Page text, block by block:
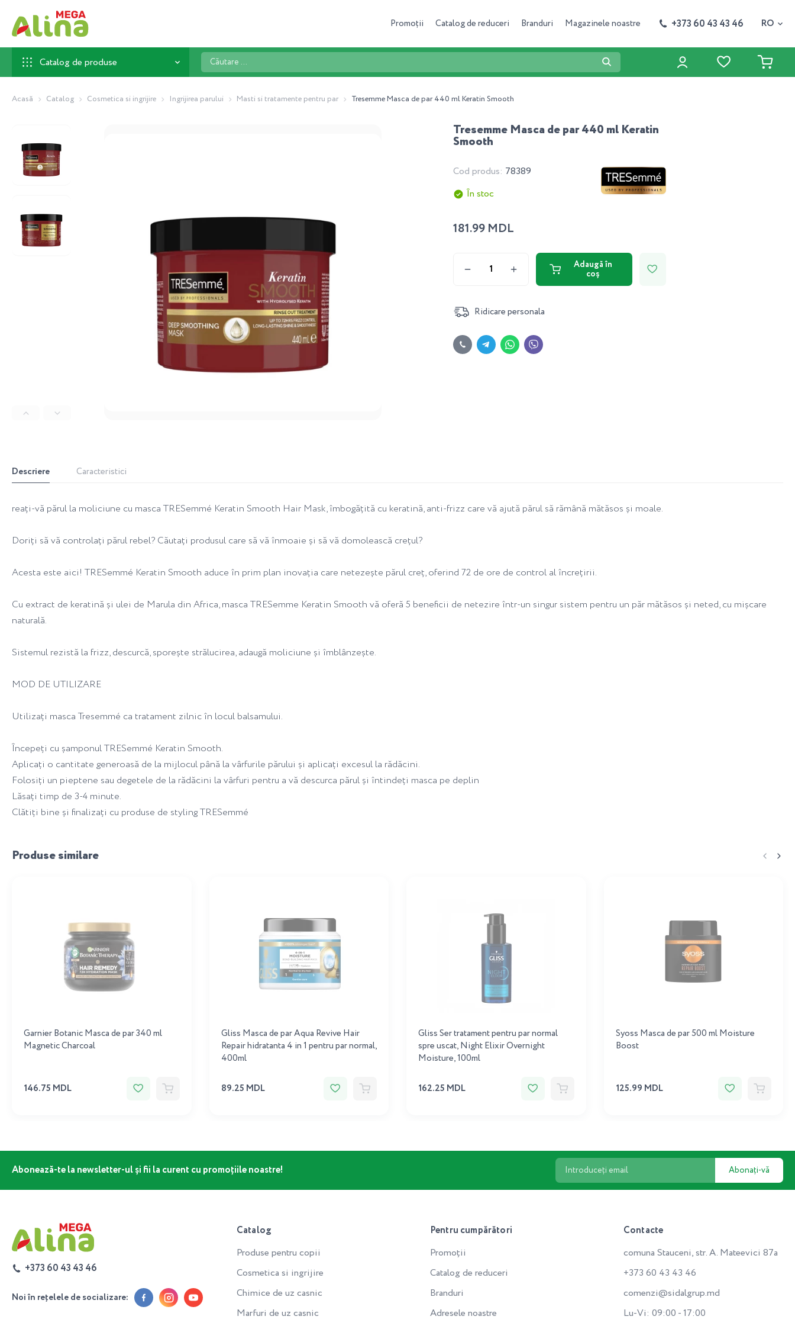
Promoții Catalog de reduceri Branduri Magazinele noastre +373 60 43 43 46 RO
Catalog de produse
Căutare
...
Acasă Catalog Cosmetica si ingrijire Ingrijirea parului Masti si tratamente pentru par Tresemme Masca de par 440 ml Keratin Smooth
Tresemme Masca de par 440 ml Keratin
Smooth
Cod produs: 78389
În stoc
181.99 MDL
Adaugă în
coș
Ridicare personala
Descriere Caracteristici
reați-vă părul la moliciune cu masca TRESemmé Keratin Smooth Hair Mask, îmbogățită cu keratină, anti-frizz care vă ajută părul să rămână mătăsos și moale.
Doriți să vă controlați părul rebel? Căutați produsul care să vă înmoaie și să vă domolească crețul?
Acesta este aici! TRESemmé Keratin Smooth aduce în prim plan inovația care netezește părul creț, oferind 72 de ore de control al încrețirii.
Cu extract de keratină și ulei de Marula din Africa, masca TRESemme Keratin Smooth vă oferă 5 beneficii de netezire într-un singur sistem pentru un păr mătăsos și neted, cu mișcare
naturală.
Sistemul rezistă la frizz, descurcă, sporește strălucirea, adaugă moliciune și îmblânzește.
MOD DE UTILIZARE
Utilizați masca Tresemmé ca tratament zilnic în locul balsamului.
Începeți cu șamponul TRESemmé Keratin Smooth.
Aplicați o cantitate generoasă de la mijlocul până la vârfurile părului și aplicați excesul la rădăcini.
Folosiți un pieptene sau degetele de la rădăcini la vârfuri pentru a vă descurca părul și întindeți masca pe deplin
Lăsați timp de 3-4 minute.
Clătiți bine și finalizați cu produse de styling TRESemmé
Produse similare
Garnier Botanic Masca de par 340 ml
Magnetic Charcoal
146.75 MDL
Gliss Masca de par Aqua Revive Hair
Repair hidratanta 4 in 1 pentru par normal,
400ml
89.25 MDL
Gliss Ser tratament pentru par normal
spre uscat, Night Elixir Overnight
Moisture, 100ml
162.25 MDL
Syoss Masca de par 500 ml Moisture
Boost
125.99 MDL
Abonează-te la newsletter-ul și fii la curent cu promoțiile noastre! Abonați-vă
+373 60 43 43 46
Noi în rețelele de socializare:
Catalog
Produse pentru copii
Cosmetica si ingrijire
Chimice de uz casnic
Marfuri de uz casnic
Pentru cumpărători
Promoții
Catalog de reduceri
Branduri
Adresele noastre
Contacte
comuna Stauceni, str. A. Mateevici 87a
+373 60 43 43 46
comenzi@sidalgrup.md
Lu-Vi: 09:00 - 17:00